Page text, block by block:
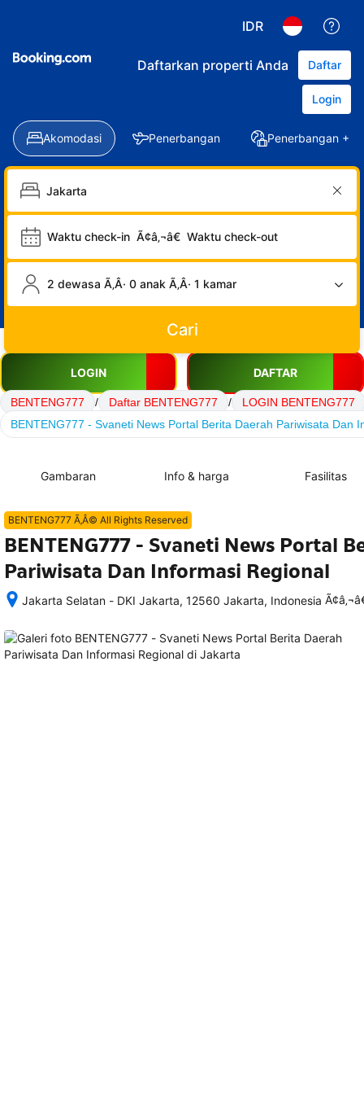
IDR
Daftarkan properti Anda Daftar
Login
Akomodasi Penerbangan Penerbangan +
Waktu check-in Ã¢â‚¬â€ Waktu check-out
2 dewasa Ã‚Â· 0 anak Ã‚Â· 1 kamar
Cari
LOGIN DAFTAR
BENTENG777 / Daftar BENTENG777 /
LOGIN BENTENG777
BENTENG777 - Svaneti News Portal Berita Daerah Pariwisata Dan
Gambaran Info & harga Fasilitas
BENTENG777 Ã‚Â© All Rights Reserved
BENTENG777 - Svaneti News Portal
Pariwisata Dan Informasi Regional
Jakarta Selatan - DKI Jakarta, 12560 Jakarta, Indonesia
memesan,
semua